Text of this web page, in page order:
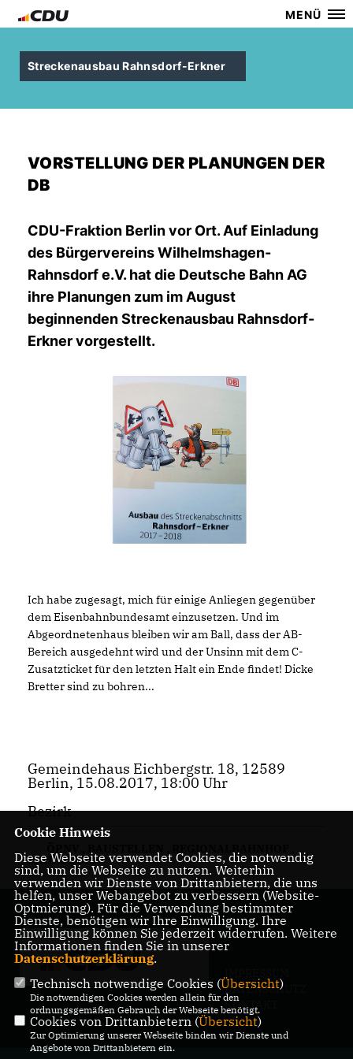
MENÜ
Streckenausbau Rahnsdorf-Erkner
VORSTELLUNG DER PLANUNGEN DER
DB
CDU-Fraktion Berlin vor Ort. Auf Einladung
des Bürgervereins Wilhelmshagen-
Rahnsdorf e.V. hat die Deutsche Bahn AG
ihre Planungen zum im August
beginnenden Streckenausbau Rahnsdorf-
Erkner vorgestellt.
Ich habe zugesagt, mich für einige Anliegen gegenüber
dem Eisenbahnbundesamt einzusetzen. Und im
Abgeordnetenhaus bleiben wir am Ball, dass der AB-
Bereich ausgedehnt wird und der Unsinn mit dem C-
Zusatzticket für den letzten Halt ein Ende findet! Dicke
Bretter sind zu bohren...
Gemeindehaus Eichbergstr. 18, 12589
Berlin, 15.08.2017, 18:00 Uhr
Bezirk
RAHNSDORF
DATENSCHUTZ
KONTAKT
Cookie Hinweis
Diese Webseite verwendet Cookies, die notwendig
sind, um die Webseite zu nutzen. Weiterhin
verwenden wir Dienste von Drittanbietern, die uns
helfen, unser Webangebot zu verbessern (Website-
Optmierung). Für die Verwendung bestimmter
Dienste, benötigen wir Ihre Einwilligung. Ihre
Einwilligung können Sie jederzeit widerrufen. Weitere
Informationen finden Sie in unserer
Datenschutzerklärung.
Technisch notwendige Cookies (Übersicht)
Die notwendigen Cookies werden allein für den
ordnungsgemäßen Gebrauch der Webseite benötigt.
Cookies von Drittanbietern (Übersicht)
Zur Optimierung unserer Webseite binden wir Dienste und
Angebote von Drittanbietern ein.